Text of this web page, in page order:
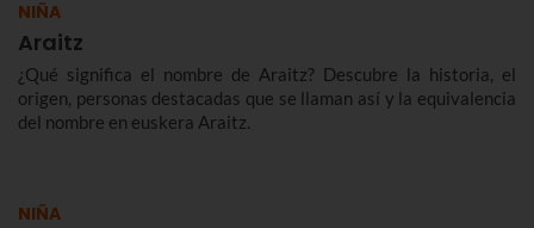
NIÑA
Araitz
¿Qué significa el nombre de Araitz? Descubre la historia, el
origen, personas destacadas que se llaman así y la equivalencia
del nombre en euskera Araitz.
NIÑA